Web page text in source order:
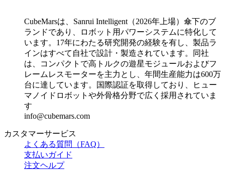
CubeMarsは、Sanrui Intelligent（2026年上場）傘下のブ
ランドであり、ロボット用パワーシステムに特化して
います。17年にわたる研究開発の経験を有し、製品ラ
インはすべて自社で設計・製造されています。同社
は、コンパクトで高トルクの遊星モジュールおよびフ
レームレスモーターを主力とし、年間生産能力は600万
台に達しています。国際認証を取得しており、ヒュー
マノイドロボットや外骨格分野で広く採用されていま
す
info@cubemars.com
カスタマーサービス
よくある質問（FAQ）
支払いガイド
注文ヘルプ